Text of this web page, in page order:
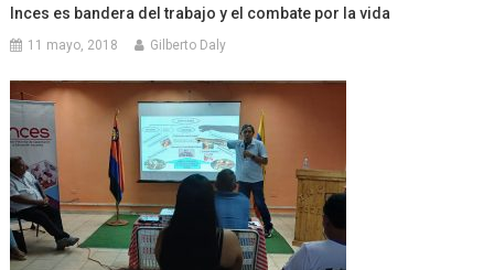
Inces es bandera del trabajo y el combate por la vida
11 mayo, 2018 Gilberto Daly